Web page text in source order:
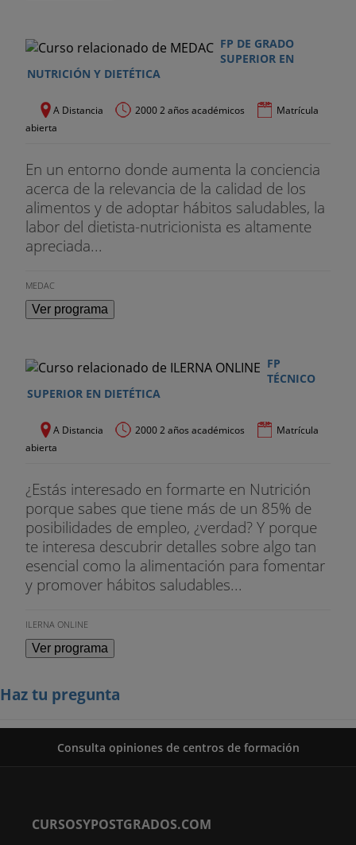
FP DE GRADO
SUPERIOR EN
NUTRICIÓN Y DIETÉTICA
A Distancia 2000 2 años académicos
Matrícula
abierta
En un entorno donde aumenta la conciencia
acerca de la relevancia de la calidad de los
alimentos y de adoptar hábitos saludables, la
labor del dietista-nutricionista es altamente
apreciada...
MEDAC
Ver programa
FP
TÉCNICO
SUPERIOR EN DIETÉTICA
A Distancia 2000 2 años académicos
Matrícula
abierta
¿Estás interesado en formarte en Nutrición
porque sabes que tiene más de un 85% de
posibilidades de empleo, ¿verdad? Y porque
te interesa descubrir detalles sobre algo tan
esencial como la alimentación para fomentar
y promover hábitos saludables...
ILERNA ONLINE
Ver programa
Haz tu pregunta
Consulta opiniones de centros de formación
CURSOSYPOSTGRADOS.COM